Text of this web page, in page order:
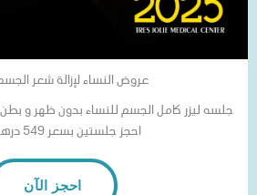
عروض النساء لإزالة شعر
جلسه ليزر كامل الجسم للنساء بدون ظهر و بطن فقط 349 بدل
احجز جلستين بسعر 549 درهم فقط
احجز الآن